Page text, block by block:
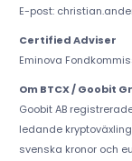
E-post:
Certified Adviser
Eminova
Om BTCX / Goobit
Goobit AB
ledande
svenska kronor och